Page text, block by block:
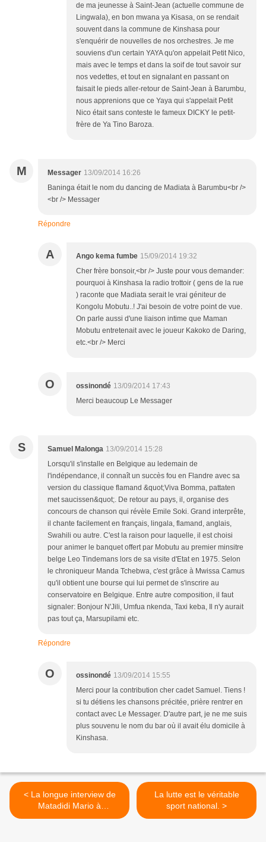
de ma jeunesse à Saint-Jean (actuelle commune de
Lingwala), en bon mwana ya Kisasa, on se rendait
souvent dans la commune de Kinshasa pour
s'enquérir de nouvelles de nos orchestres. Je me
souviens d'un certain YAYA qu'on appelait Petit Nico,
mais avec le temps et dans la soif de tout savoir sur
nos vedettes, et tout en signalant en passant on
faisait le pieds aller-retour de Saint-Jean à Barumbu,
nous apprenions que ce Yaya qui s'appelait Petit
Nico était sans conteste le fameux DICKY le petit-
frère de Ya Tino Baroza.
M Messager 13/09/2014 16:26
Baninga était le nom du dancing de Madiata à Barumbu<br />
<br /> Messager
Répondre
A Ango kema fumbe 15/09/2014 19:32
Cher frère bonsoir,<br /> Juste pour vous demander:
pourquoi à Kinshasa la radio trottoir ( gens de la rue
) raconte que Madiata serait le vrai géniteur de
Kongolu Mobutu..! J'ai besoin de votre point de vue.
On parle aussi d'une liaison intime que Maman
Mobutu entretenait avec le joueur Kakoko de Daring,
etc.<br /> Merci
O ossinondé 13/09/2014 17:43
Merci beaucoup Le Messager
S Samuel Malonga 13/09/2014 15:28
Lorsqu'il s'installe en Belgique au ledemain de
l'indépendance, il connaît un succès fou en Flandre avec sa
version du classique flamand &quot;Viva Bomma, pattaten
met saucissen&quot;. De retour au pays, il, organise des
concours de chanson qui révèle Emile Soki. Grand interprête,
il chante facilement en français, lingala, flamand, anglais,
Swahili ou autre. C'est la raison pour laquelle, il est choisi
pour animer le banquet offert par Mobutu au premier minsitre
belge Leo Tindemans lors de sa visite d'Etat en 1975. Selon
le chroniqueur Manda Tchebwa, c'est grâce à Mwissa Camus
qu'il obtient une bourse qui lui permet de s'inscrire au
conservatoire en Belgique. Entre autre composition, il faut
signaler: Bonjour N'Jili, Umfua nkenda, Taxi keba, Il n'y aurait
pas tout ça, Marsupilami etc.
Répondre
O ossinondé 13/09/2014 15:55
Merci pour la contribution cher cadet Samuel. Tiens !
si tu détiens les chansons précitée, prière rentrer en
contact avec Le Messager. D'autre part, je ne me suis
plus souvenu le nom du bar où il avait élu domicile à
Kinshasa.
< La longue interview de
Matadidi Mario à
mbokamosika(Fin).
La lutte est le véritable
sport national. >